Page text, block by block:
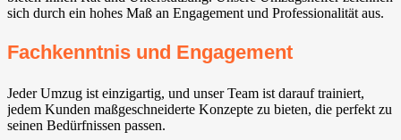
sich durch ein hohes Maß an Engagement und Professionalität aus.
Fachkenntnis und Engagement
Jeder Umzug ist einzigartig, und unser Team ist darauf trainiert,
jedem Kunden maßgeschneiderte Konzepte zu bieten, die perfekt zu
seinen Bedürfnissen passen.